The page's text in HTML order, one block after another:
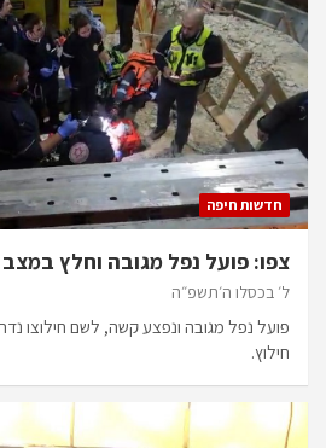
חדשות חיפה
צפו: פועל נפל מגובה וחלץ
ל׳ בכסלו ה׳תשפ״ה
פועל נפל מגובה ונפצע קשה, לשם חילוצו
חילוץ.